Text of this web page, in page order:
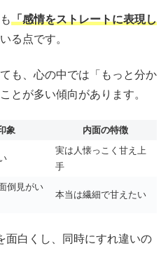
「感情をストレートに表現し
る点です。
も、心の中では「もっと分か
とが多い傾向があります。
象
内面の特徴
実は人懐っこく甘え上
手
倒見がい
本当は繊細で甘えたい
面白くし、同時にすれ違いの